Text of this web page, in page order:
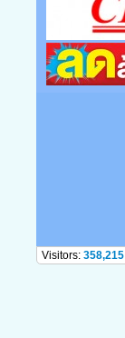
Visitors: 358,215